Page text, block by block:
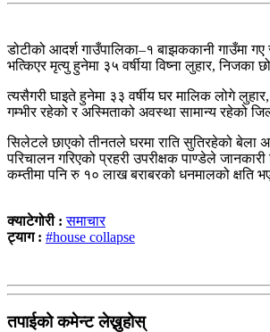
डोटीको आदर्श गाउँपालिका–१ बाझककानी गाउँमा
भत्किएर मृत्यु हुनेमा ३५ वर्षीया विष्ना लुहार, निजका
त्यसैगरी घाइते हुनेमा ३३ वर्षीय घर मालिक लोगे
गम्भीर रहेको र अस्मिताको अवस्था सामान्य रहेको
सिलेटले छाएको तीनतले घरमा राति सुतिरहेको बेला
परिचालन गरिएको प्रहरी उपरीक्षक पाण्डेले
कम्तीमा पनि रु १० लाख बराबरको धनमालको क्षति
क्याटेगोरी :समाचार
ट्याग : #house collapse
तपाईको कमेन्ट लेख्नुहोस्